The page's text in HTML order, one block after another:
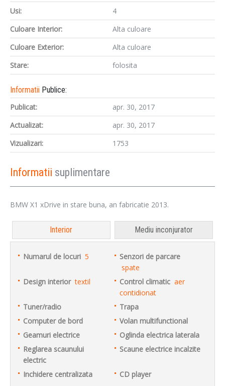
Usi:
4
Culoare Interior:
Alta culoare
Culoare Exterior:
Alta culoare
Stare:
folosita
Informatii Publice:
Publicat:
apr. 30, 2017
Actualizat:
apr. 30, 2017
Vizualizari:
1753
Informatii suplimentare
BMW X1 xDrive in stare buna, an fabricatie 2013.
Interior Mediu inconjurator
Numarul de locuri 5
Senzori de parcare
spate
Design interior textil Control climatic aer
contidionat
Tuner/radio
Trapa
Computer de bord
Volan multifunctional
Geamuri electrice
Oglinda electrica laterala
Reglarea scaunului
electric
Scaune electrice incalzite
Inchidere centralizata CD player